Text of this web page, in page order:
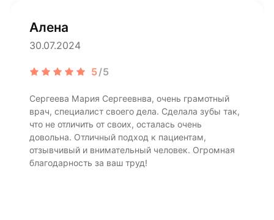
Алена
30.07.2024
5/5
Сергеева Мария Сергеевнва, очень грамотный
врач, специалист своего дела. Сделала зубы так,
что не отличить от своих, осталась очень
довольна. Отличный подход к пациентам,
отзывчивый и внимательный человек. Огромная
благодарность за ваш труд!